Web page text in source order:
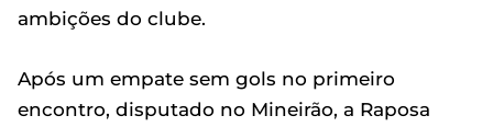
ambições do clube.
Após um empate sem gols no primeiro
encontro, disputado no Mineirão, a Raposa